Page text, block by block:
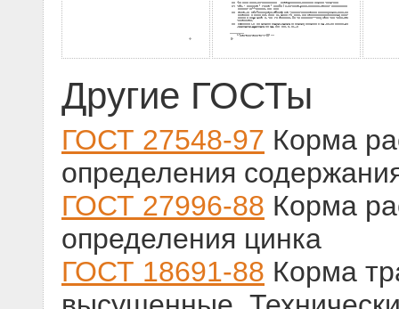
Другие ГОСТы
ГОСТ 27548-97 Корма
определения
ГОСТ 27996-88 Корма
определения цинка
ГОСТ 18691-88 Корма